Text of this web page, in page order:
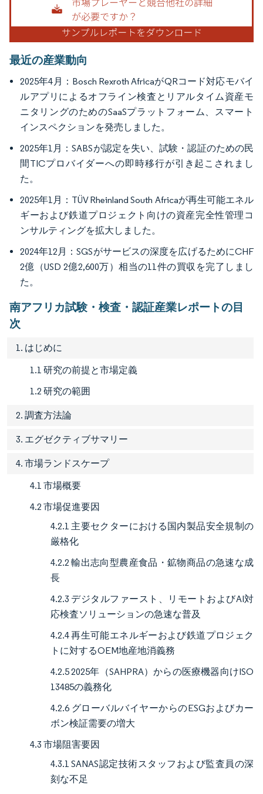
最近の産業動向
2025年4月：Bosch Rexroth AfricaがQRコード対応モバイ
ルアプリによるオフライン検査とリアルタイム資産モ
ニタリングのためのSaaSプラットフォーム、スマート
インスペクションを発売しました。
2025年1月：SABSが認定を失い、試験・認証のための民
間TICプロバイダーへの即時移行が引き起こされまし
た。
2025年1月：TÜV Rheinland South Africaが再生可能エネル
ギーおよび鉄道プロジェクト向けの資産完全性管理コ
ンサルティングを拡大しました。
2024年12月：SGSがサービスの深度を広げるためにCHF
2億（USD 2億2,600万）相当の11件の買収を完了しまし
た。
南アフリカ試験・検査・認証産業レポートの目
次
1. はじめに
1.1 研究の前提と市場定義
1.2 研究の範囲
2. 調査方法論
3. エグゼクティブサマリー
4. 市場ランドスケープ
4.1 市場概要
4.2 市場促進要因
4.2.1 主要セクターにおける国内製品安全規制の
厳格化
4.2.2 輸出志向型農産食品・鉱物商品の急速な成
長
4.2.3 デジタルファースト、リモートおよびAI対
応検査ソリューションの急速な普及
4.2.4 再生可能エネルギーおよび鉄道プロジェク
トに対するOEM地産地消義務
4.2.5 2025年（SAHPRA）からの医療機器向けISO
13485の義務化
4.2.6 グローバルバイヤーからのESGおよびカー
ボン検証需要の増大
4.3 市場阻害要因
4.3.1 SANAS認定技術スタッフおよび監査員の深
刻な不足